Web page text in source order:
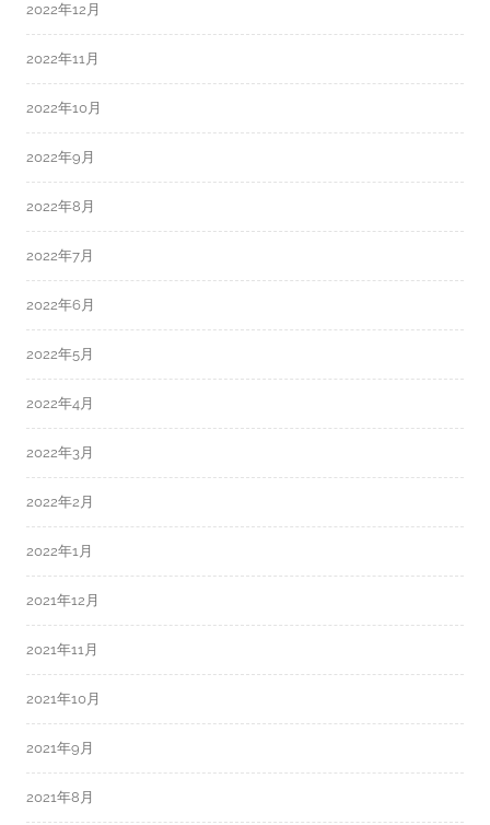
2022年12月
2022年11月
2022年10月
2022年9月
2022年8月
2022年7月
2022年6月
2022年5月
2022年4月
2022年3月
2022年2月
2022年1月
2021年12月
2021年11月
2021年10月
2021年9月
2021年8月